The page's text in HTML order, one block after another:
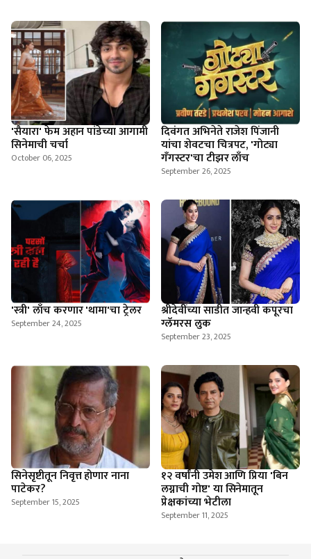
'सैयारा' फेम अहान पांडेच्या आगामी
सिनेमाची चर्चा
October 06, 2025
दिवंगत अभिनेते राजेश पिंजानी
यांचा शेवटचा चित्रपट, 'गोट्या
गँगस्टर'चा टीझर लाँच
September 26, 2025
'स्त्री' लाँच करणार 'थामा'चा ट्रेलर
September 24, 2025
श्रीदेवींच्या साडीत जान्हवी कपूरचा
ग्लॅमरस लुक
September 23, 2025
सिनेसृष्टीतून निवृत्त होणार नाना
पाटेकर?
September 15, 2025
१२ वर्षांनी उमेश आणि प्रिया 'बिन
लग्नाची गोष्ट' या सिनेमातून
प्रेक्षकांच्या भेटीला
September 11, 2025